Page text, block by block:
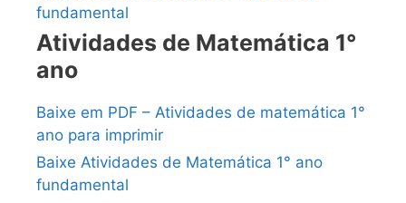
fundamental
Atividades de Matemática 1°
ano
Baixe em PDF – Atividades de matemática 1°
ano para imprimir
Baixe Atividades de Matemática 1° ano
fundamental